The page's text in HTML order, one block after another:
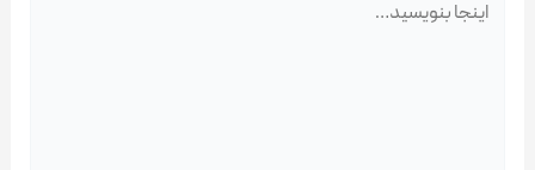
بنویسید…